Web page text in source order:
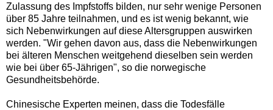
Zulassung des Impfstoffs bilden, nur sehr wenige Personen
über 85 Jahre teilnahmen, und es ist wenig bekannt, wie
sich Nebenwirkungen auf diese Altersgruppen auswirken
werden. "Wir gehen davon aus, dass die Nebenwirkungen
bei älteren Menschen weitgehend dieselben sein werden
wie bei über 65-Jährigen", so die norwegische
Gesundheitsbehörde.
Chinesische Experten meinen, dass die Todesfälle